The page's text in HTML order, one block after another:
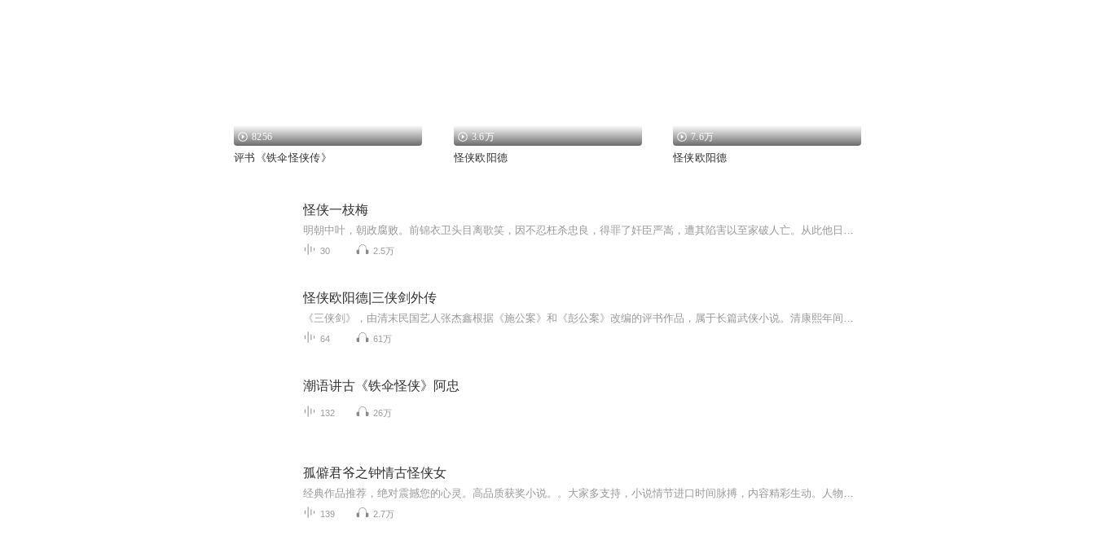
8256
评书《铁伞怪侠传》
3.6万
怪侠欧阳德
7.6万
怪侠欧阳德
怪侠一枝梅
明朝中叶，朝政腐败。前锦衣卫头目离歌笑，因不忍枉杀忠良，得罪了奸臣严嵩，遭其陷害以至家破人亡。从此他日渐消沉，终日借酒消愁。在好友相求协助破案中，离歌笑知悉幕后黑手正是不共戴天的严嵩。歌笑自觉责无旁贷，毅然接受，并下重金招兵买马。戏子出...
30 2.5万
怪侠欧阳德|三侠剑外传
《三侠剑》，由清末民国艺人张杰鑫根据《施公案》和《彭公案》改编的评书作品，属于长篇武侠小说。清康熙年间，国泰民安、天下太平，绿林高手三侠(神镖将胜英、震三山萧杰、九头狮子孟凯)、三剑(古今圣人艾莲池、红衣女剑客、大头剑客夏侯商元)替天行道，...
64 61万
潮语讲古《铁伞怪侠》阿忠
132 26万
孤僻君爷之钟情古怪侠女
经典作品推荐，绝对震撼您的心灵。高品质获奖小说。。大家多支持，小说情节进口时间脉搏，内容精彩生动。人物刻画细腻到位。给您一种身临其境的感觉，也欢迎多提建议和意见。我们将不断改进学习，争取带给大家优秀的作品。您的每一次聆听都是对我们最大的支持和厚爱。谢谢！
139 2.7万